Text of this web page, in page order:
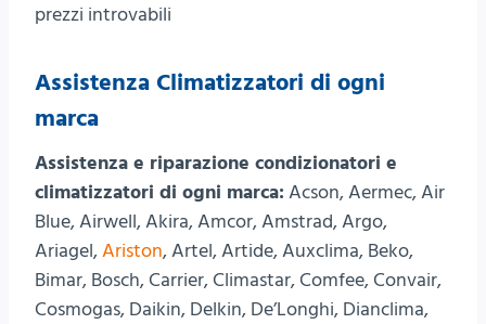
prezzi introvabili
Assistenza Climatizzatori di ogni
marca
Assistenza e riparazione condizionatori e
climatizzatori di ogni marca: Acson, Aermec, Air
Blue, Airwell, Akira, Amcor, Amstrad, Argo,
Ariagel,Ariston, Artel, Artide, Auxclima, Beko,
Bimar, Bosch, Carrier, Climastar, Comfee, Convair,
Cosmogas, Daikin, Delkin, De’Longhi, Dianclima,